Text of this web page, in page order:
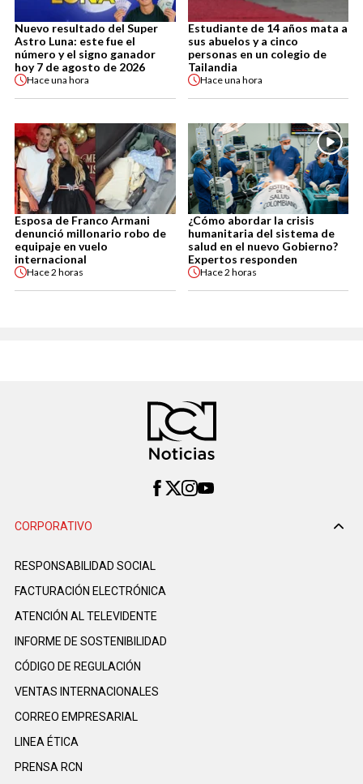
Nuevo resultado del Super
Astro Luna: este fue el
número y el signo ganador
hoy 7 de agosto de 2026
Haceuna hora
Estudiante de 14 años mata a
sus abuelos y a cinco
personas en un colegio de
Tailandia
Haceuna hora
Esposa de Franco Armani
denunció millonario robo de
equipaje en vuelo
internacional
Hace2 horas
¿Cómo abordar la crisis
humanitaria del sistema de
salud en el nuevo Gobierno?
Expertos responden
Hace2 horas
CORPORATIVO
RESPONSABILIDAD SOCIAL
FACTURACIÓN ELECTRÓNICA
ATENCIÓN AL TELEVIDENTE
INFORME DE SOSTENIBILIDAD
CÓDIGO DE REGULACIÓN
VENTAS INTERNACIONALES
CORREO EMPRESARIAL
LINEA ÉTICA
PRENSA RCN